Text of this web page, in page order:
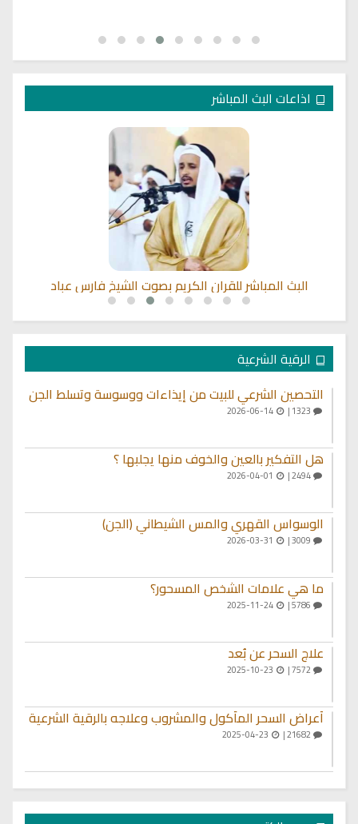
اذاعات البث المباشر
البث المباشر للقران الكريم بصوت الشيخ فارس عباد
الرقية الشرعية
التحصين الشرعي للبيت من إيذاءات ووسوسة وتسلط الجن
2026-06-14
هل التفكير بالعين والخوف منها يجلبها ؟
2494 |
الوسواس القهري والمس الشيطاني (الجن)
ما هي علامات الشخص المسحور؟
2025-11-24
علاج السحر عن بُعد
أعراض السحر المأكول والمشروب وعلاجه بالرقية الشرعية